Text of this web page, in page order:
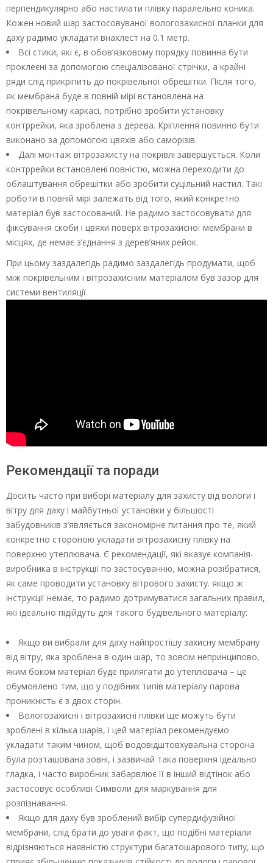
перпендикулярно або настилати плівку паралельно коника.
Кожен новий шар застосовуваної вологозахисної планки для
даху радимо укладати внахлест на 0.1 метр.
Всі стики, які є, в обов’язковому порядку повинна бути
проклеєні за допомогою спеціалізованої стрічки, а крайні
ряди слід прикріпить до покрівельної обрешітки. Після того,
як мембрана буде в повній мірі встановлена на
покрівельному каркасі, потрібно зробити установку
контррейки, яка зроблена з дерева. Кріплення повинно бути
виконано за допомогою цвяхів або саморізів.
Далі монтаж вітрозахисту на покрівлі завершується. Коли
контррейки встановлені повністю, можна переходити до
облаштування обрешітки або зробити суцільний настил. Такі
роботи в повній мірі залежать від того, який конкретно
матеріал був застосований. Не радимо застосовувати для
фіксування скоби і цвяхи поверх вітрозахисної мембрани в
місцях, де немає з’єднання з дерев’яних рейок.
При цьому заздалегідь радимо заздалегідь продумати, щоб
між покрівельним і вітрозахисним матеріалом був зазор для
системи вентиляції.
Рекомендації та поради
Досить часто при виборі матеріалу для захисту від вологи і
вітру для даху і майбутньої установки у більшості
забудовників з’являється закономірне питання про те, який
конкретно стороною укладати вітрозахисну плівку на
поверхню утеплювача. Є рекомендації, які вказує компанія-
виробника в інструкції по застосуванню, можна розібратися,
як саме проводити установку вітрового захисту. якщо ж
інструкції немає, то радимо дотримуватися загальних правил,
які ідеально підійдуть для такого будівельного матеріалу:
Якщо ви вибрали для даху найпростішу захисну мембрану
від вітру, яка зроблена в один шар, то зовсім непринципово,
яким боком матеріал буде прилягати до утеплювача – це
обумовлено тим, що у подібних типів матеріалу парова
проникність є з двох сторін.
Вологозахисні і вітрозахисні плівки ще можуть бути
зроблені в кілька шарів, і цей матеріал рекомендуємо
укладати таким чином, щоб водовідштовхувальна сторона
була розташована зовні, і зазвичай така поверхня ідеально
гладка, і часто виробник забарвлює її в інший відтінок або
застосовує особливі Символи для маркування для
розпізнавання.
Якщо для даху був зроблений вибір супердифузійної
мембрани, слід брати до уваги факт, що подібні матеріали
відрізняються наявністю структури багатошарового типу, що